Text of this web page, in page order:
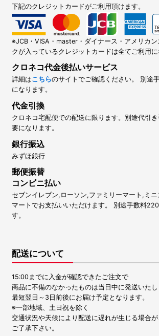
下記のクレジットカードがご利用頂けます。
※JCB・VISA・master・ダイナース・アメリカ
クが入っているクレジットカードは全てご利用に
クロネコ代金後払いサービス
詳細はこちらのサイトでご確認ください。 別途
になります。
代金引換
クロネコ宅配便での配送に限ります。別途代引
要になります。
銀行振込
みずほ銀行
郵便振替
コンビニ払い
セブンイレブン,ローソン,ファミリーマート,ミ
マートでお支払いいただけます。 別途手数料
す。
配送について
15:00までに入金が確認できたご注文で
商品に不備のなかったものは当日中に発送いたし
最短翌日～3日前後にお届け予定となります。
※一部地域、土日祝を除く
交通状況や天候により配送に遅れが生じる場合
ご了承下さい。